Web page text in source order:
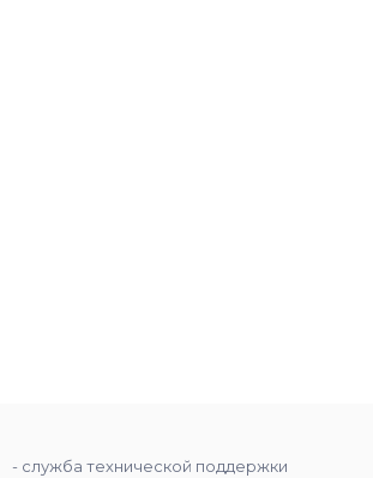
- служба технической поддержки